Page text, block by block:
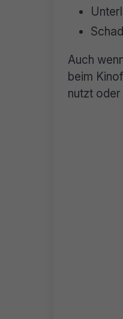
Auch
beim
nutzt